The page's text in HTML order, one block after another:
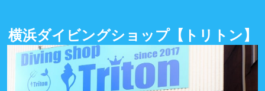
横浜ダイビングショップ【トリトン】